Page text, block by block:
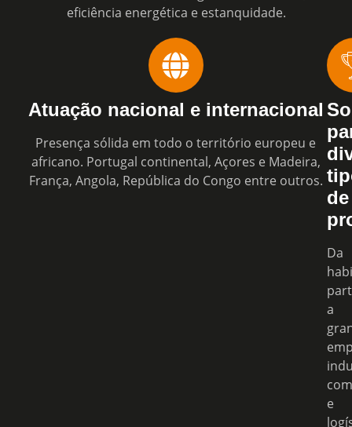
eficiência energética e estanquidade.
Atuação nacional e internacional
Presença sólida em todo o território europeu e
africano. Portugal continental, Açores e Madeira,
França, Angola, República do Congo entre outros.
de
Da
a
e